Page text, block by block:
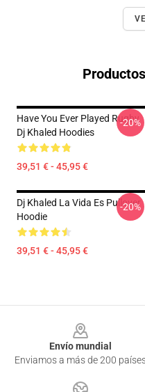
Have You Ever Played Rugby
Dj Khaled Hoodies
39,51 € - 45,95 €
-20%
Dj Khaled La Vida Es Pullover
Hoodie
39,51 € - 45,95 €
-20%
Envío mundial
Enviamos a más de 200